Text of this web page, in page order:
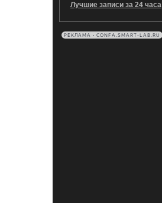
Лучшие записи за 24 часа
РЕКЛАМА • CONFA.SMART-LAB.RU